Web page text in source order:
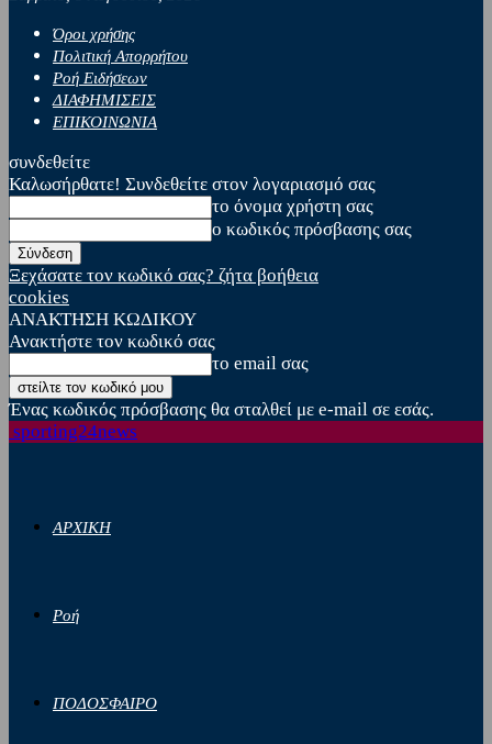
Όροι χρήσης
Πολιτική Απορρήτου
Ροή Ειδήσεων
ΔΙΑΦΗΜΙΣΕΙΣ
ΕΠΙΚΟΙΝΩΝΙΑ
συνδεθείτε
Καλωσήρθατε! Συνδεθείτε στον λογαριασμό σας
το όνομα χρήστη σας
ο κωδικός πρόσβασης σας
Ξεχάσατε τον κωδικό σας? ζήτα βοήθεια
cookies
ΑΝΑΚΤΗΣΗ ΚΩΔΙΚΟΥ
Ανακτήστε τον κωδικό σας
το email σας
Ένας κωδικός πρόσβασης θα σταλθεί με e-mail σε εσάς.
sporting24news
ΑΡΧΙΚΗ
Ροή
ΠΟΔΟΣΦΑΙΡΟ